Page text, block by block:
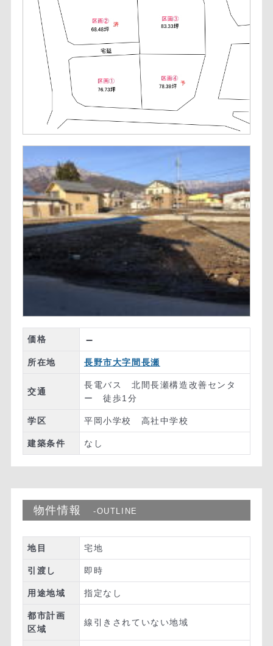
価格 –
所在地 長野市大字間長瀬
交通
長電バス 北間長瀬構造改善センタ
ー 徒歩1分
学区 平岡小学校 高社中学校
建築条件 なし
物件情報 -OUTLINE
地目 宅地
引渡し 即時
用途地域 指定なし
都市計画
区域
線引きされていない地域